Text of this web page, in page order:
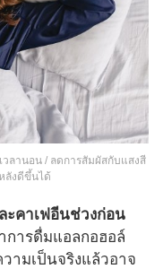
ลานอน / ลดการสัมผัสกับแสงสี
ลังดีขึ้นได้
ะคาเฟอีนช่วงก่อน
การดื่มแอลกอฮอล์
ามเป็นจริงแล้วอาจ